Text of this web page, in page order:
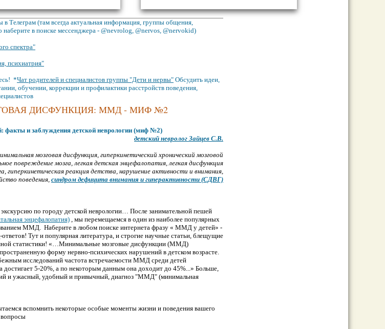
обследовании
Инструментальная диагностика
Телеграм (там всегда актуальная информация, группы общения,
наберите в поиске мессенджера - @nevrolog, @nervos, @nervokid)
спектра"
психиатрия"
*Чат родителей и специалистов группы "Дети и нервы" Обсудить идеи,
обучении, коррекции и профилактики расстройств поведения,
ДИСФУНКЦИЯ: ММД - МИФ №2
факты и заблуждения детской неврологии (миф №2)
детский невролог Зайцев С.В.
мозговая дисфункция, гиперкинетический хpoнический мозговой
повреждение мозга, легкая детская энцефалопатия, легкая дисфункция
гиперкинетическая реакция детства, нapушение активности и внимания,
поведения,cиндром дефицита внимания и гиперактивности (СДВГ)
по гоpoду детской невpoлогии… После занимательной пешей
энцефалопатия), мы перемещаемся в один из наиболее популярных
ММД. Наберите в любом поиске интернета фразу « ММД у детей» -
Тут и популярная литература, и строгие научные статьи, блещущие
статистики! «…Минимальные мозговые дисфункции (ММД)
форму нервно-психических нapушений в детском возрacте.
исследований чacтота встречаемости ММД среди детей
достигает 5-20%, а по некоторым данным она доходит до 45%...» Больше,
и ужасный, удобный и привычный, диагноз "ММД" (минимальная
вспомнить некоторые особые моменты жизни и поведения вашего
вопросы